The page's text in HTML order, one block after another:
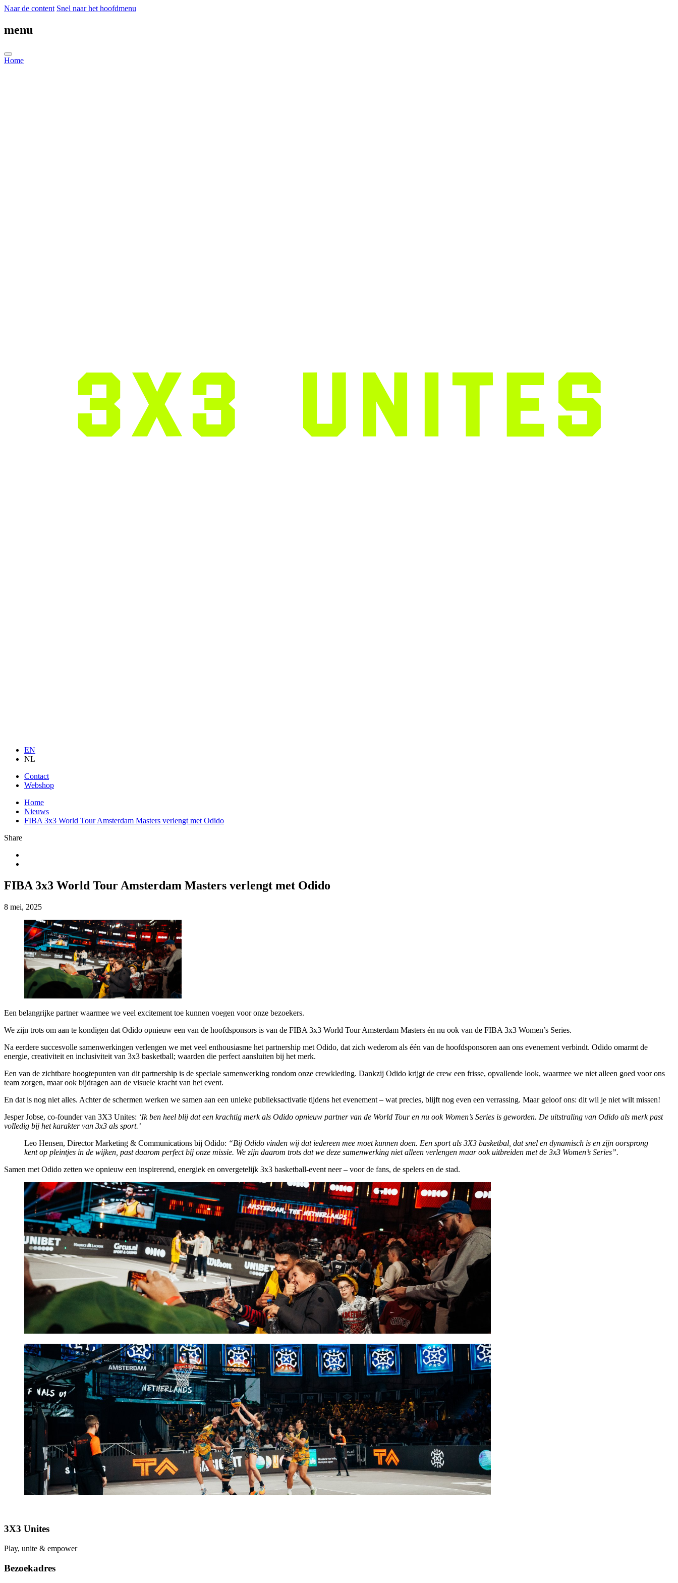
Naar de content Snel naar het hoofdmenu
menu
Home
EN
NL
Contact
Webshop
Home
Nieuws
FIBA 3x3 World Tour Amsterdam Masters verlengt met Odido
Share
FIBA 3x3 World Tour Amsterdam Masters verlengt met Odido
8 mei, 2025
Een belangrijke partner waarmee we veel excitement toe kunnen voegen voor onze bezoekers.
We zijn trots om aan te kondigen dat Odido opnieuw een van de hoofdsponsors is van de FIBA 3x3 World Tour Amsterdam Masters én nu ook van de FIBA 3x3 Women’s Series.
Na eerdere succesvolle samenwerkingen verlengen we met veel enthousiasme het partnership met Odido, dat zich wederom als één van de hoofdsponsoren aan ons evenement verbindt. Odido omarmt de
energie, creativiteit en inclusiviteit van 3x3 basketball; waarden die perfect aansluiten bij het merk.
Een van de zichtbare hoogtepunten van dit partnership is de speciale samenwerking rondom onze crewkleding. Dankzij Odido krijgt de crew een frisse, opvallende look, waarmee we niet alleen goed voor ons
team zorgen, maar ook bijdragen aan de visuele kracht van het event.
En dat is nog niet alles. Achter de schermen werken we samen aan een unieke publieksactivatie tijdens het evenement – wat precies, blijft nog even een verrassing. Maar geloof ons: dit wil je niet wilt missen!
Jesper Jobse, co-founder van 3X3 Unites: ‘Ik ben heel blij dat een krachtig merk als Odido opnieuw partner van de World Tour en nu ook Women’s Series is geworden. De uitstraling van Odido als merk past
volledig bij het karakter van 3x3 als sport.’
Leo Hensen, Director Marketing & Communications bij Odido: “Bij Odido vinden wij dat iedereen mee moet kunnen doen. Een sport als 3X3 basketbal, dat snel en dynamisch is en zijn oorsprong
kent op pleintjes in de wijken, past daarom perfect bij onze missie. We zijn daarom trots dat we deze samenwerking niet alleen verlengen maar ook uitbreiden met de 3x3 Women’s Series”.
Samen met Odido zetten we opnieuw een inspirerend, energiek en onvergetelijk 3x3 basketball-event neer – voor de fans, de spelers en de stad.
3X3 Unites
Play, unite & empower
Bezoekadres